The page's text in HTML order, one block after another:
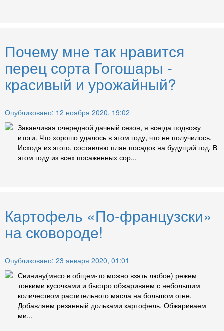
Почему мне так нравится
перец сорта Гогошары -
красивый и урожайный?
Опубликовано: 12 ноября 2020, 19:02
Заканчивая очередной дачный сезон, я всегда подвожу
итоги. Что хорошо удалось в этом году, что не получилось.
Исходя из этого, составляю план посадок на будущий год. В
этом году из всех посаженных сор...
Картофель «По-французски»
на сковороде!
Опубликовано: 23 января 2020, 01:01
Свинину(мясо в общем-то можно взять любое) режем
тонкими кусочками и быстро обжариваем с небольшим
количеством растительного масла на большом огне.
Добавляем резанный дольками картофель. Обжариваем
ми...